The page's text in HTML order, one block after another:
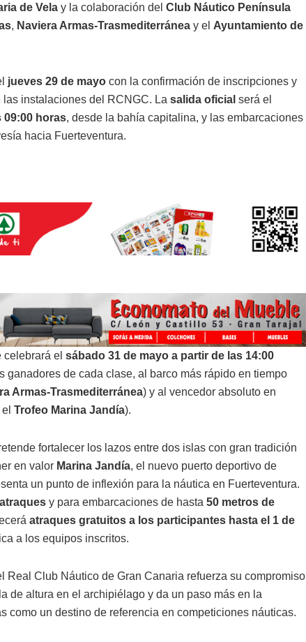
de Vela y la colaboración del Club Náutico Península
, Naviera Armas-Trasmediterránea y el Ayuntamiento de
jueves 29 de mayo con la confirmación de inscripciones y
las instalaciones del RCNGC. La salida oficial será el
09:00 horas, desde la bahía capitalina, y las embarcaciones
hacia Fuerteventura.
celebrará el sábado 31 de mayo a partir de las 14:00
ganadores de cada clase, al barco más rápido en tiempo
Armas-Trasmediterránea) y al vencedor absoluto en
Trofeo Marina Jandía).
fortalecer los lazos entre dos islas con gran tradición
en valor Marina Jandía, el nuevo puerto deportivo de
un punto de inflexión para la náutica en Fuerteventura.
y para embarcaciones de hasta 50 metros de
atraques gratuitos a los participantes hasta el 1 de
a los equipos inscritos.
Real Club Náutico de Gran Canaria refuerza su compromiso
de altura en el archipiélago y da un paso más en la
como un destino de referencia en competiciones náuticas.